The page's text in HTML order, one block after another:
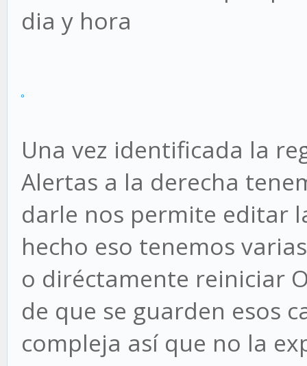
dia y hora
Una vez identificada la
Alertas a la derecha
darle nos permite editar
hecho eso tenemos
o diréctamente reiniciar
de que se guarden esos
compleja así que no la